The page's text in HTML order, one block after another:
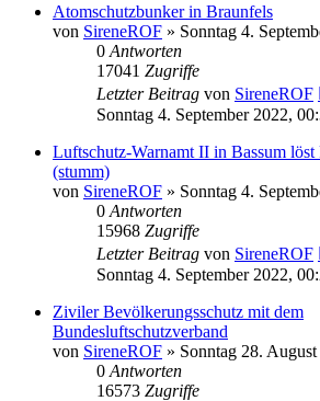
Atomschutzbunker in Braunfels
von SireneROF » Sonntag 4.
0 Antworten
17041 Zugriffe
Letzter Beitrag von SireneROF
Sonntag 4. September 2022,
Luftschutz-Warnamt II in Bassum löst
(stumm)
von SireneROF » Sonntag 4.
0 Antworten
15968 Zugriffe
Letzter Beitrag von SireneROF
Sonntag 4. September 2022,
Ziviler Bevölkerungsschutz mit dem
Bundesluftschutzverband
von SireneROF » Sonntag 28.
0 Antworten
16573 Zugriffe